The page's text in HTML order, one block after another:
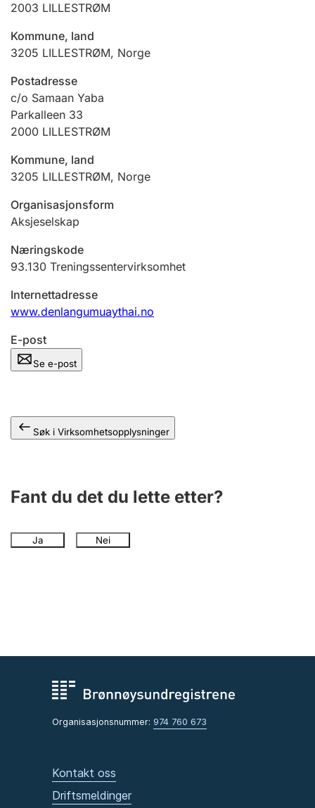
Jeger
Ektepaktveileder
Offentlig sektor
2003 LILLESTRØM
Kommune, land
3205 LILLESTRØM, Norge
Postadresse
c/o Samaan Yaba
Parkalleen 33
2000 LILLESTRØM
Kommune, land
3205 LILLESTRØM, Norge
Organisasjonsform
Aksjeselskap
Næringskode
93.130 Treningssentervirksomhet
Internettadresse
www.denlangumuaythai.no
E-post
Se e-post
Søk i Virksomhetsopplysninger
Fant du det du lette etter?
Ja Nei
Organisasjonsnummer: 974 760 673
Kontakt oss
Driftsmeldinger